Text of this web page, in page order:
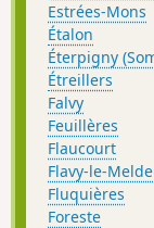
Estrées-Mons
Étalon
Éterpigny
Étreillers
Falvy
Feuillères
Flaucourt
Flavy-le-
Fluquières
Foreste